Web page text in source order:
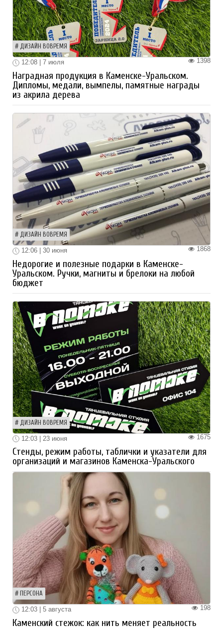
ДИЗАЙН ВОВРЕМЯ
1398
12:08 | 7 июля
Наградная продукция в Каменске-Уральском.
Дипломы, медали, вымпелы, памятные награды
из акрила дерева
ДИЗАЙН ВОВРЕМЯ
1868
12:06 | 30 июня
Недорогие и полезные подарки в Каменске-
Уральском. Ручки, магниты и брелоки на любой
бюджет
ДИЗАЙН ВОВРЕМЯ
1675
12:03 | 23 июня
Стенды, режим работы, таблички и указатели для
организаций и магазинов Каменска-Уральского
ПЕРСОНА
198
12:03 | 5 августа
Каменский стежок: как нить меняет реальность